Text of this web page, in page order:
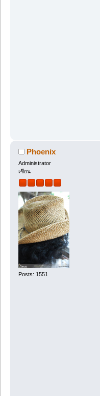
Phoenix
Administrator
เซียน
Posts: 1551